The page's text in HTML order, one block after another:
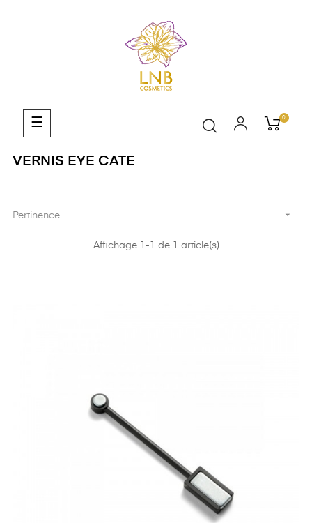
Basculer
la
☰ 0
VERNIS EYE CATE
Pertinence 
Affichage 1-1 de 1 article(s)